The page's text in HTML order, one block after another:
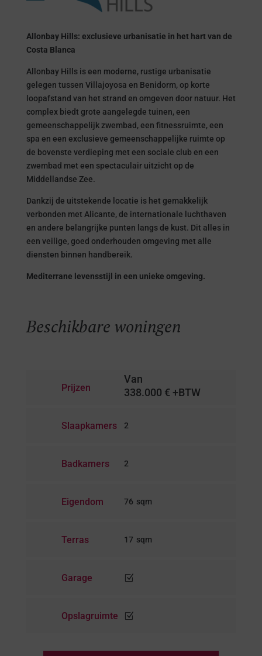
Allonbay Hills: exclusieve urbanisatie in het hart van de
Costa Blanca
Allonbay Hills is een moderne, rustige urbanisatie
gelegen tussen Villajoyosa en Benidorm, op korte
loopafstand van het strand en omgeven door natuur. Het
complex biedt grote aangelegde tuinen, een
gemeenschappelijk zwembad, een fitnessruimte, een
spa en een exclusieve gemeenschappelijke ruimte op
de bovenste verdieping met een sociale club en een
zwembad met een spectaculair uitzicht op de
Middellandse Zee.
Dankzij de uitstekende locatie is het gemakkelijk
verbonden met Alicante, de internationale luchthaven
en andere belangrijke punten langs de kust. Dit alles in
een veilige, goed onderhouden omgeving met alle
diensten binnen handbereik.
Mediterrane levensstijl in een unieke omgeving.
Beschikbare woningen
Prijzen
Van
338.000 € +BTW
Slaapkamers 2
Badkamers 2
Eigendom 76
Terras 17
Garage Z
Opslagruimte Z